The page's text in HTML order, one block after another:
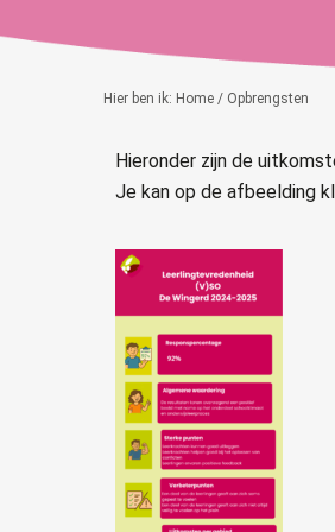
Hier ben ik: Home / Opbrengsten
Hieronder zijn de
Je kan op de afbeelding